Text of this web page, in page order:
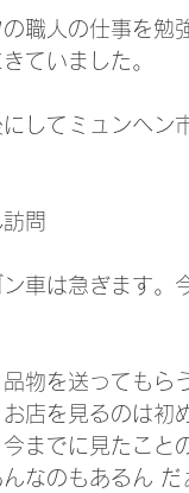
職人の仕事を
ていました。
してミュンヘン
問
車は急ぎます。
物を送ってもら
店を見るのは初
までに見たこと
なのもあるん